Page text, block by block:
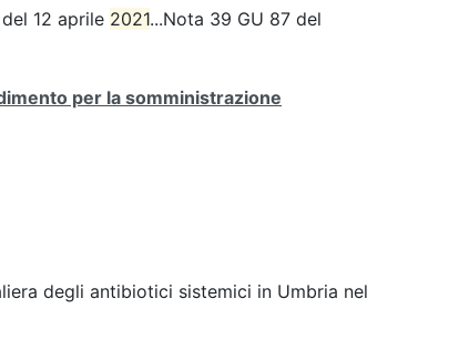
12 aprile 2021...Nota 39 GU 87 del
per la somministrazione
degli antibiotici sistemici in Umbria nel